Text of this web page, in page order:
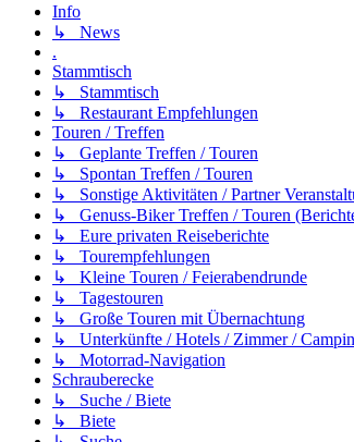
Info
↳ News
.
Stammtisch
↳ Stammtisch
↳ Restaurant Empfehlungen
Touren / Treffen
↳ Geplante Treffen / Touren
↳ Spontan Treffen / Touren
↳ Sonstige Aktivitäten / Partner
↳ Genuss-Biker Treffen / Touren
↳ Eure privaten Reiseberichte
↳ Tourempfehlungen
↳ Kleine Touren / Feierabendrunde
↳ Tagestouren
↳ Große Touren mit Übernachtung
↳ Unterkünfte / Hotels / Zimmer /
↳ Motorrad-Navigation
Schrauberecke
↳ Suche / Biete
↳ Biete